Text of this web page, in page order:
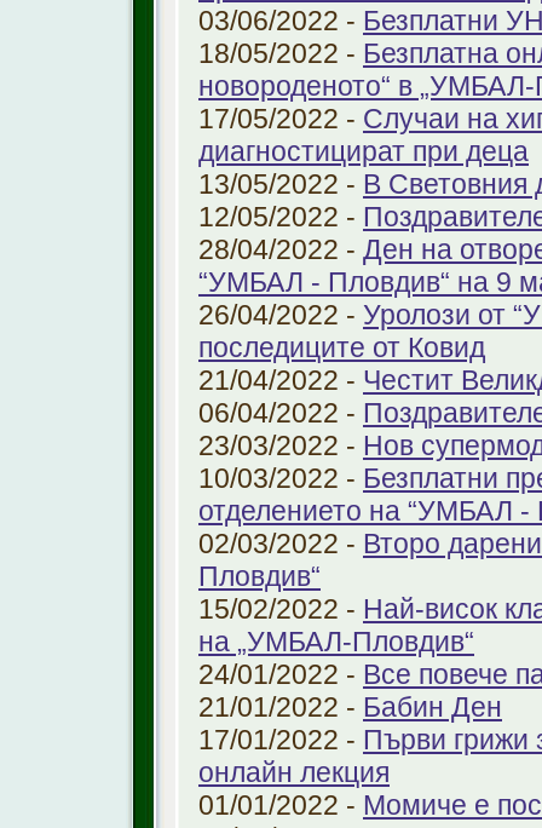
03/06/2022 - Безплатни
18/05/2022 - Безплатна
новороденото“ в „УМБАЛ-
17/05/2022 - Случаи на
диагностицират при деца
13/05/2022 - В Световния
12/05/2022 -
28/04/2022 - Ден на
“УМБАЛ - Пловдив“ на 9
26/04/2022 - Уролози от
последиците от Ковид
21/04/2022 - Честит
06/04/2022 -
23/03/2022 - Нов
10/03/2022 - Безплатни
отделението на “УМБАЛ -
02/03/2022 - Второ
Пловдив“
15/02/2022 - Най-висок
на „УМБАЛ-Пловдив“
24/01/2022 - Все повече
21/01/2022 - Бабин Ден
17/01/2022 - Първи грижи
онлайн лекция
01/01/2022 - Момиче е